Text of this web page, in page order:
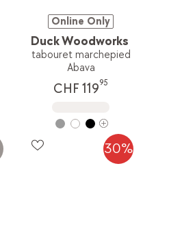
Online Only
Duck Woodworks
tabouret marchepied
Abava
CHF 11995
30%